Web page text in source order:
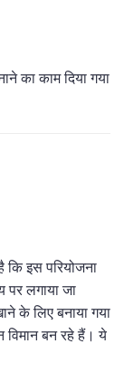
का काम दिया गया
कि इस परियोजना
पर लगाया जा
के लिए बनाया गया
विमान बन रहे हैं। ये